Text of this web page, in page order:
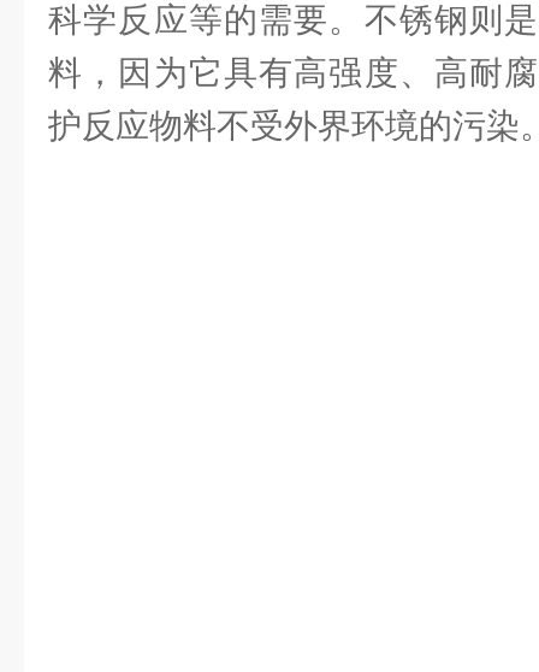
科学反应等的需要。不锈钢则
料，因为它具有高强度、高耐
护反应物料不受外界环境的污染